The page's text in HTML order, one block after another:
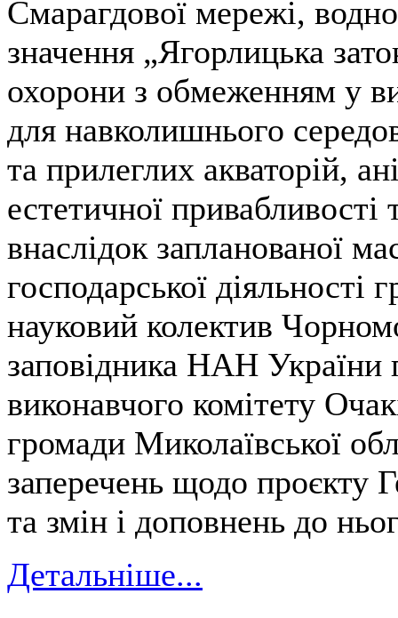
Смарагдової мережі,
значення „Ягорлицька
охорони з обмеженням у
для навколишнього
та прилеглих акваторій,
естетичної привабливості
внаслідок запланованої
господарської діяльності
науковий колектив
заповідника НАН України
виконавчого комітету
громади Миколаївської
заперечень щодо проєкту
та змін і доповнень до
Детальніше...